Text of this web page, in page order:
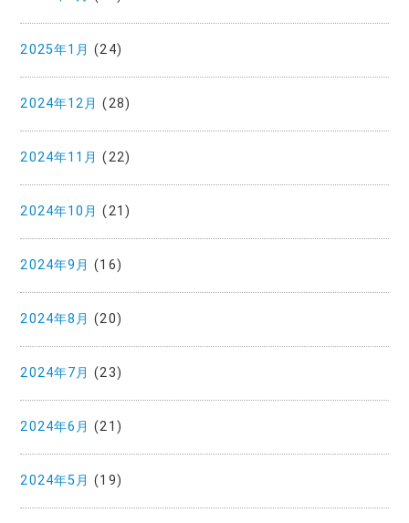
2025年1月 (24)
2024年12月 (28)
2024年11月 (22)
2024年10月 (21)
2024年9月 (16)
2024年8月 (20)
2024年7月 (23)
2024年6月 (21)
2024年5月 (19)